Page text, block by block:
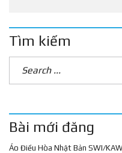
Tìm kiếm
Bài mới đăng
Áo Điều Hòa Nhật Bản SWI/